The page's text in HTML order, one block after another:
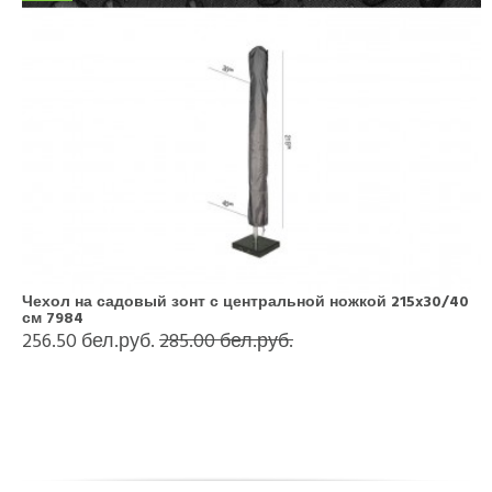
Чехол на садовый зонт с центральной ножкой 215x30/40
см 7984
256.50 бел.руб.285.00 бел.руб.